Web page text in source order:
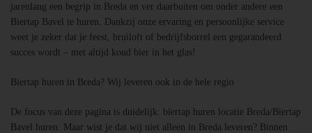
jarenlang een begrip in Breda en ver daarbuiten om onder andere een
Biertap Bavel te huren. Dankzij onze ervaring en persoonlijke service
weet je zeker dat je feest, bruiloft of bedrijfsborrel een gegarandeerd
succes wordt – met altijd koud bier in het glas!
Biertap huren in Breda? Wij leveren ook in de hele regio
De focus van deze pagina is duidelijk: biertap huren locatie Breda/Biertap
Bavel huren. Maar wist je dat wij niet alleen in Breda leveren? Binnen